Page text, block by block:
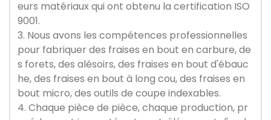
eurs matériaux qui ont obtenu la certification ISO
9001.
3. Nous avons les compétences professionnelles
pour fabriquer des fraises en bout en carbure, de
s forets, des alésoirs, des fraises en bout d'ébauc
he, des fraises en bout à long cou, des fraises en
bout micro, des outils de coupe indexables.
4. Chaque pièce de pièce, chaque production, pr